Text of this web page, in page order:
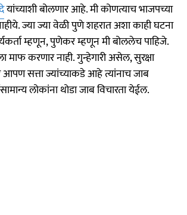
यांच्याशी बोलणार आहे. मी कोणत्याच भाजपच्या
ज्या ज्या वेळी पुणे शहरात अशा काही घटना
म्हणून, पुणेकर म्हणून मी बोललेच पाहिजे.
माफ करणार नाही. गुन्हेगारी असेल, सुरक्षा
सत्ता ज्यांच्याकडे आहे त्यांनाच जाब
लोकांना थोडा जाब विचारता येईल.